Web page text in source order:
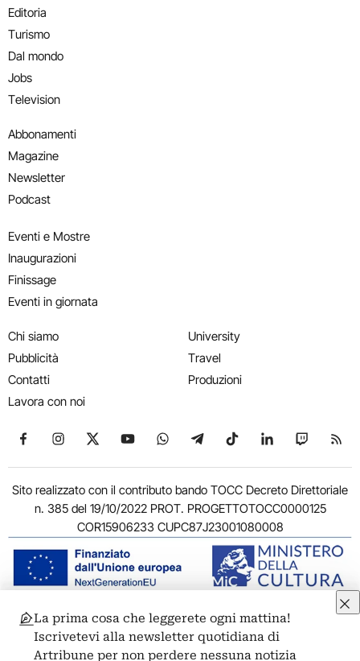
Editoria
Turismo
Dal mondo
Jobs
Television
Abbonamenti
Magazine
Newsletter
Podcast
Eventi e Mostre
Inaugurazioni
Finissage
Eventi in giornata
Chi siamo
Pubblicità
Contatti
Lavora con noi
University
Travel
Produzioni
Seguici su Facebook
Seguici su Instagram
Seguici su X
Seguici su YouTube
Seguici su WhatsApp
Seguici su Telegram
Seguici su TikTok
Seguici su
Seguici
Sito realizzato con il contributo bando TOCC Decreto Direttoriale
n. 385 del 19/10/2022 PROT. PROGETTOTOCC0000125
COR15906233 CUPC87J23001080008
© 2011-2026 ARTRIBUNE srl – Corso Vittorio Emanuele II, 287 –
00186 Roma - P.I. 11381581005
La prima cosa che leggerete ogni mattina!
Iscrivetevi alla newsletter quotidiana di
Artribune per non perdere nessuna notizia